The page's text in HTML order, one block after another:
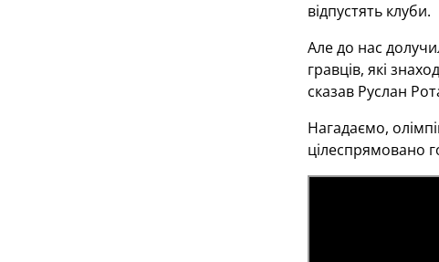
відпустять клуби.
Але до нас
гравців, які
сказав Руслан
Нагадаємо,
цілеспрямовано